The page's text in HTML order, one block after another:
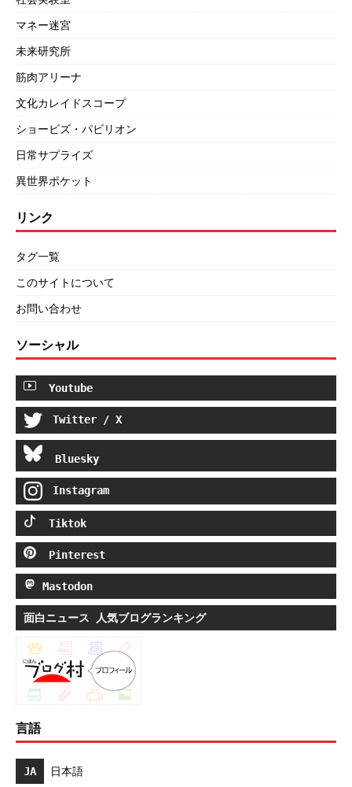
マネー迷宮
未来研究所
筋肉アリーナ
文化カレイドスコープ
ショービズ・パビリオン
日常サプライズ
異世界ポケット
リンク
タグ一覧
このサイトについて
お問い合わせ
ソーシャル
Youtube
Twitter / X
Bluesky
Instagram
Tiktok
Pinterest
Mastodon
面白ニュース 人気ブログランキング
言語
JA 日本語